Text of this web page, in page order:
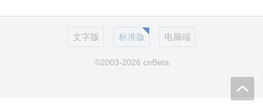
文字版 标准版 电脑端
©2003-2026 cnBeta